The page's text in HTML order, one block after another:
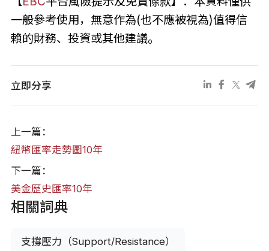
一般參考使用，無意作為(也不應被視為)值得信
賴的財務、投資或其他建議。
立即分享
上一篇：
紐幣匯率走勢圖10年
下一篇：
美金歷史匯率10年
相關詞典
支撐壓力（Support/Resistance）